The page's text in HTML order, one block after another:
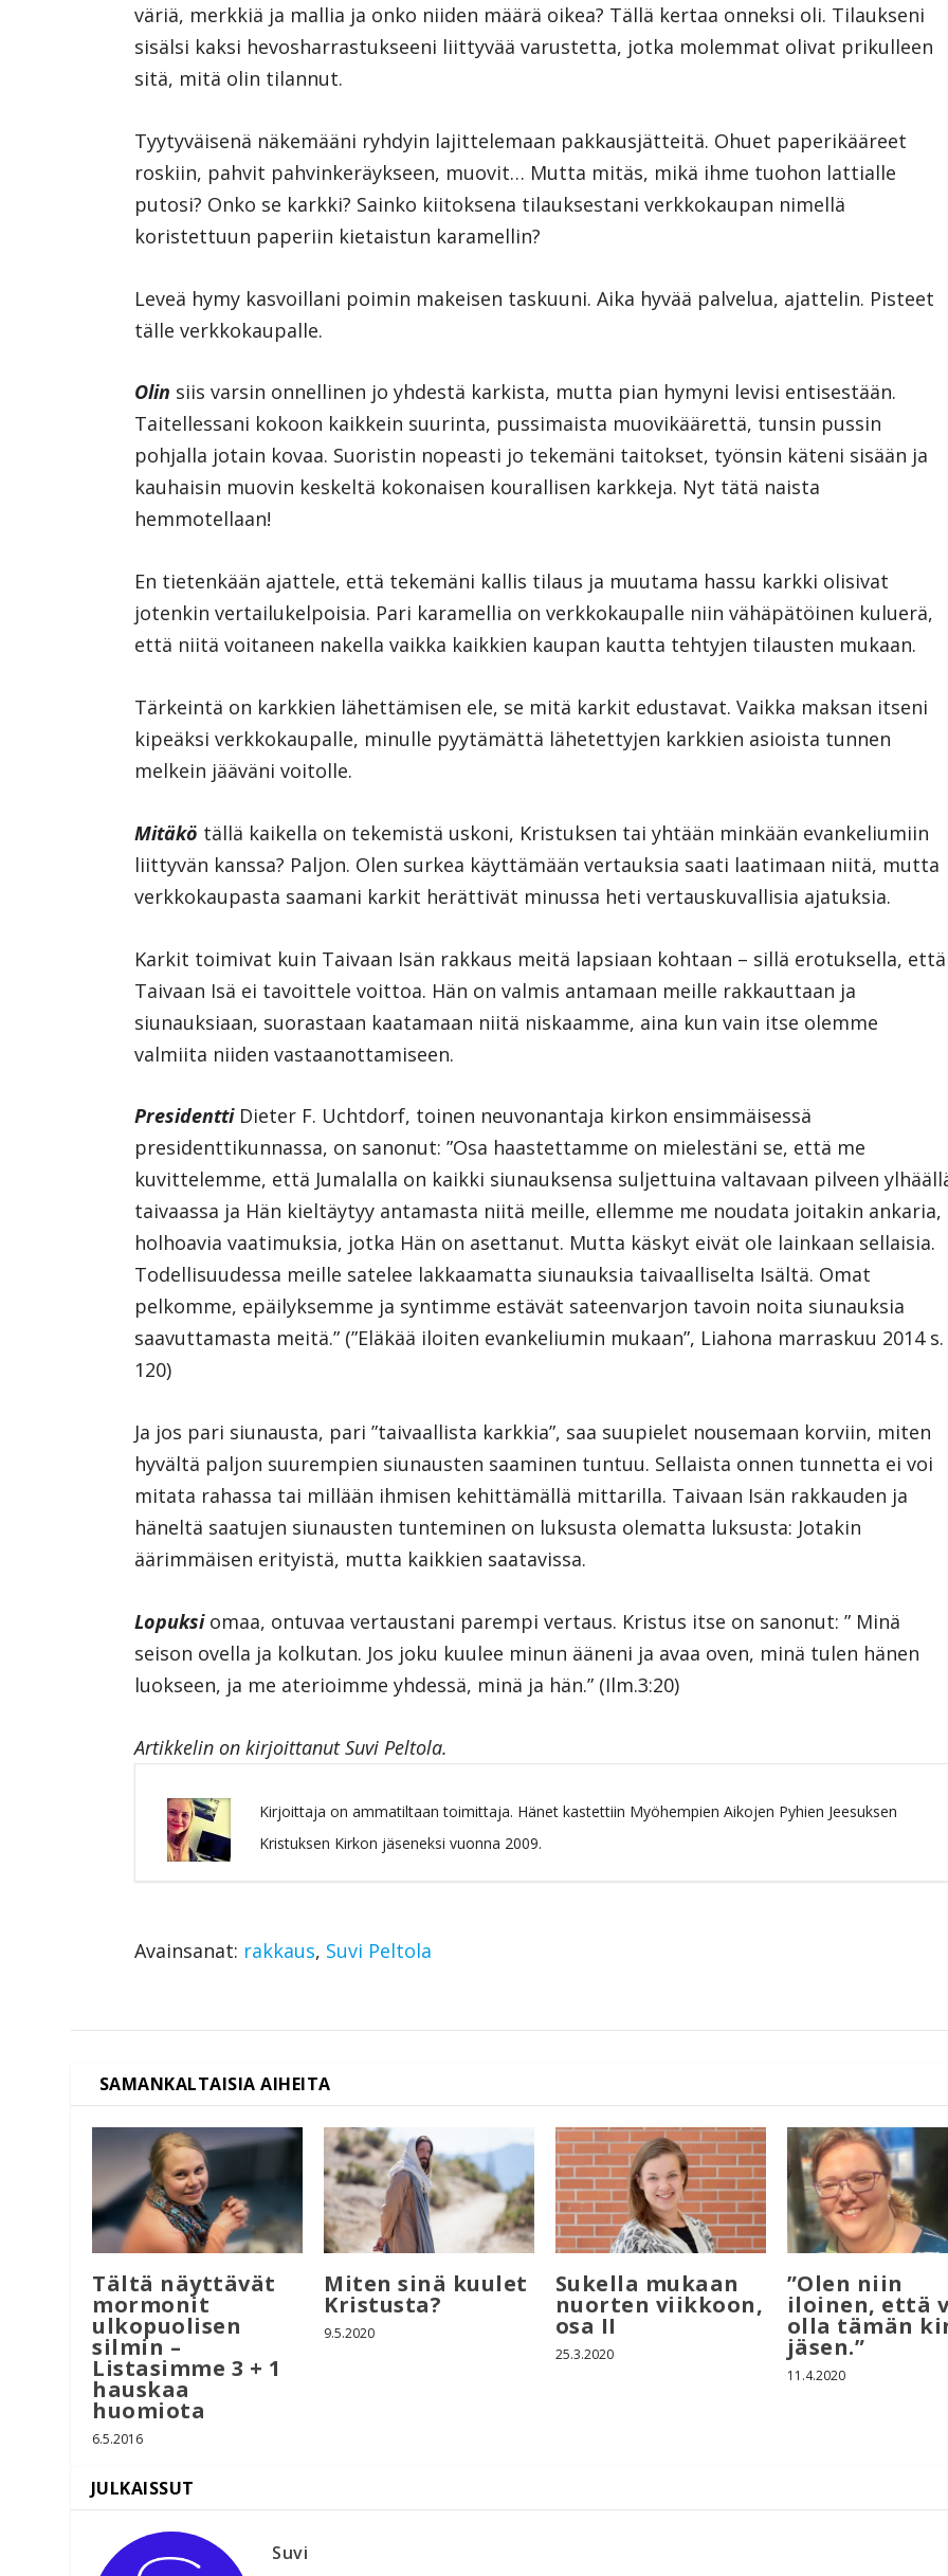
väriä, merkkiä ja mallia ja onko niiden määrä oikea? Tällä kertaa onneksi oli. Tilaukseni
sisälsi kaksi hevosharrastukseeni liittyvää varustetta, jotka molemmat olivat prikulleen
sitä, mitä olin tilannut.
Tyytyväisenä näkemääni ryhdyin lajittelemaan pakkausjätteitä. Ohuet paperikääreet
roskiin, pahvit pahvinkeräykseen, muovit… Mutta mitäs, mikä ihme tuohon lattialle
putosi? Onko se karkki? Sainko kiitoksena tilauksestani verkkokaupan nimellä
koristettuun paperiin kietaistun karamellin?
Leveä hymy kasvoillani poimin makeisen taskuuni. Aika hyvää palvelua, ajattelin. Pisteet
tälle verkkokaupalle.
Olin siis varsin onnellinen jo yhdestä karkista, mutta pian hymyni levisi entisestään.
Taitellessani kokoon kaikkein suurinta, pussimaista muovikäärettä, tunsin pussin
pohjalla jotain kovaa. Suoristin nopeasti jo tekemäni taitokset, työnsin käteni sisään ja
kauhaisin muovin keskeltä kokonaisen kourallisen karkkeja. Nyt tätä naista
hemmotellaan!
En tietenkään ajattele, että tekemäni kallis tilaus ja muutama hassu karkki olisivat
jotenkin vertailukelpoisia. Pari karamellia on verkkokaupalle niin vähäpätöinen kuluerä,
että niitä voitaneen nakella vaikka kaikkien kaupan kautta tehtyjen tilausten mukaan.
Tärkeintä on karkkien lähettämisen ele, se mitä karkit edustavat. Vaikka maksan itseni
kipeäksi verkkokaupalle, minulle pyytämättä lähetettyjen karkkien asioista tunnen
melkein jääväni voitolle.
Mitäkö tällä kaikella on tekemistä uskoni, Kristuksen tai yhtään minkään evankeliumiin
liittyvän kanssa? Paljon. Olen surkea käyttämään vertauksia saati laatimaan niitä, mutta
verkkokaupasta saamani karkit herättivät minussa heti vertauskuvallisia ajatuksia.
Karkit toimivat kuin Taivaan Isän rakkaus meitä lapsiaan kohtaan – sillä erotuksella, että
Taivaan Isä ei tavoittele voittoa. Hän on valmis antamaan meille rakkauttaan ja
siunauksiaan, suorastaan kaatamaan niitä niskaamme, aina kun vain itse olemme
valmiita niiden vastaanottamiseen.
PresidenttiDieter F. Uchtdorf, toinen neuvonantaja kirkon ensimmäisessä
presidenttikunnassa, on sanonut: ”Osa haastettamme on mielestäni se, että me
kuvittelemme, että Jumalalla on kaikki siunauksensa suljettuina valtavaan pilveen
taivaassa ja Hän kieltäytyy antamasta niitä meille, ellemme me noudata joitakin ankaria,
holhoavia vaatimuksia, jotka Hän on asettanut. Mutta käskyt eivät ole lainkaan sellaisia.
Todellisuudessa meille satelee lakkaamatta siunauksia taivaalliselta Isältä. Omat
pelkomme, epäilyksemme ja syntimme estävät sateenvarjon tavoin noita siunauksia
saavuttamasta meitä.” (”Eläkää iloiten evankeliumin mukaan”, Liahona marraskuu 2014 s.
120)
Ja jos pari siunausta, pari ”taivaallista karkkia”, saa suupielet nousemaan korviin, miten
hyvältä paljon suurempien siunausten saaminen tuntuu. Sellaista onnen tunnetta ei voi
mitata rahassa tai millään ihmisen kehittämällä mittarilla. Taivaan Isän rakkauden ja
häneltä saatujen siunausten tunteminen on luksusta olematta luksusta: Jotakin
äärimmäisen erityistä, mutta kaikkien saatavissa.
Lopuksiomaa, ontuvaa vertaustani parempi vertaus. Kristus itse on sanonut: ” Minä
seison ovella ja kolkutan. Jos joku kuulee minun ääneni ja avaa oven, minä tulen hänen
luokseen, ja me aterioimme yhdessä, minä ja hän.” (Ilm.3:20)
Artikkelin on kirjoittanut Suvi Peltola.
Kirjoittaja on ammatiltaan toimittaja. Hänet kastettiin Myöhempien Aikojen Pyhien Jeesuksen
Kristuksen Kirkon jäseneksi vuonna 2009.
Avainsanat: rakkaus, Suvi Peltola
Tältä näyttävät
mormonit
ulkopuolisen
silmin –
Listasimme 3 + 1
hauskaa
huomiota
6.5.2016
Miten sinä kuulet
Kristusta?
9.5.2020
Sukella mukaan
nuorten viikkoon,
osa II
25.3.2020
”Olen niin
iloinen, että
olla tämän
jäsen.”
11.4.2020
Suvi